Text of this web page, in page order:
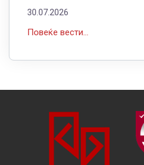
30.07.2026
Повеќе вести...